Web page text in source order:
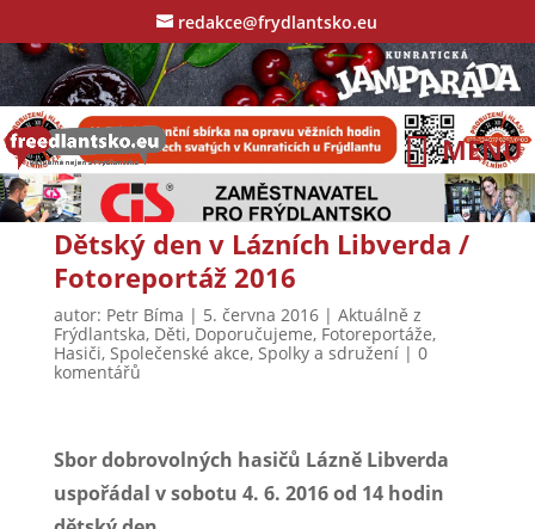
redakce@frydlantsko.eu
Dětský den v Lázních Libverda /
Fotoreportáž 2016
autor: Petr Bíma | 5. června 2016| Aktuálně z
Frýdlantska, Děti, Doporučujeme, Fotoreportáže,
Hasiči, Společenské akce, Spolky a sdružení| 0
komentářů
Sbor dobrovolných hasičů Lázně Libverda
uspořádal v sobotu 4. 6. 2016 od 14 hodin